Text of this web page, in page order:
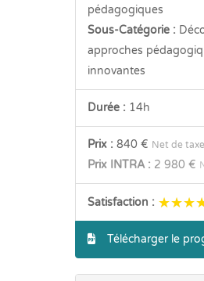
pédagogiques
Sous-Catégorie :
approches
innovantes
Durée :14h
Prix : 840 € Net de taxe
Prix INTRA : 2 980 €
Satisfaction :
Télécharger le